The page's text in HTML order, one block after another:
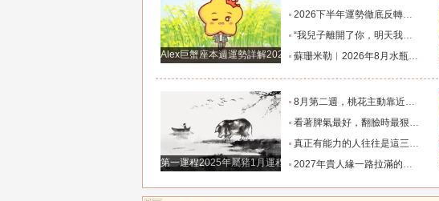
Alex巨蟹座本週運勢詳解2024.12.23-12.29
2026下半年運勢徹底反轉迎來好運的四大星座！舊篇章結束，新的機遇之門敞開_時期_獅子座_重擔
“我兒子離開了你，明天我就能幫他重新找一個好樣的女人！”_伴侶_星座_尋找
蘇珊米勒︱2026年8月水瓶座月度運勢_合作_木星_滿月
第一運程2025年屬豬1月運程解析
8月第二週，桃花主動靠近，遇到值得認識的人的三個星座_雙子座_東西_地方
看著脾氣最好，翻臉時最狠！立秋後這三大星座撕掉偽裝，誰碰底線誰倒黴_金牛座_星象_天秤座
真正有能力的人往往是這三個星座，既能獨立完成也懂得借助團隊_水瓶_協作_一個人
2027年貴人緣一路拉滿的三大生肖！處處有人幫扶，全年順風順水少坎坷_合作_人脈_事業